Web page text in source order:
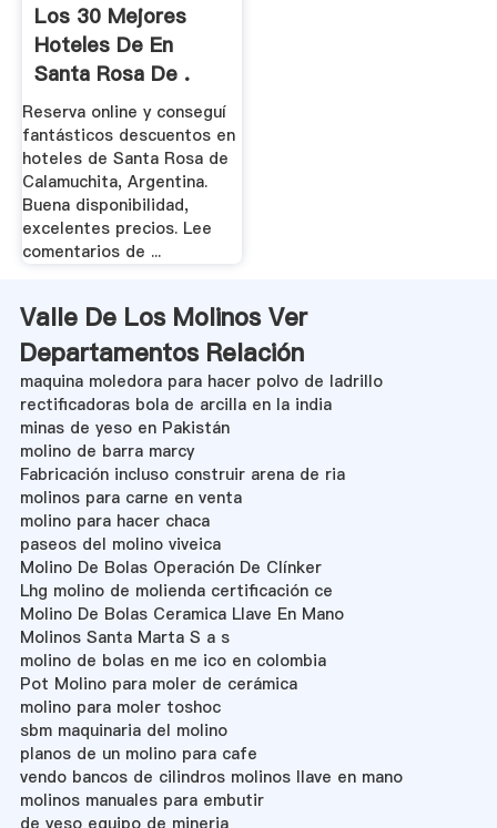
Los 30 Mejores
Hoteles De En
Santa Rosa De .
Reserva online y conseguí
fantásticos descuentos en
hoteles de Santa Rosa de
Calamuchita, Argentina.
Buena disponibilidad,
excelentes precios. Lee
comentarios de ...
Valle De Los Molinos Ver
Departamentos Relación
maquina moledora para hacer polvo de ladrillo
rectificadoras bola de arcilla en la india
minas de yeso en Pakistán
molino de barra marcy
Fabricación incluso construir arena de ria
molinos para carne en venta
molino para hacer chaca
paseos del molino viveica
Molino De Bolas Operación De Clínker
Lhg molino de molienda certificación ce
Molino De Bolas Ceramica Llave En Mano
Molinos Santa Marta S a s
molino de bolas en me ico en colombia
Pot Molino para moler de cerámica
molino para moler toshoc
sbm maquinaria del molino
planos de un molino para cafe
vendo bancos de cilindros molinos llave en mano
molinos manuales para embutir